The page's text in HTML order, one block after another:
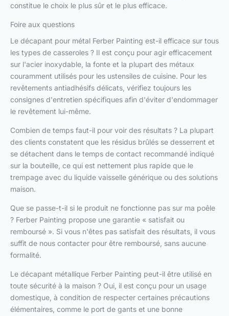
constitue le choix le plus sûr et le plus efficace.
Foire aux questions
Le décapant pour métal Ferber Painting est-il efficace sur tous
les types de casseroles ? Il est conçu pour agir efficacement
sur l'acier inoxydable, la fonte et la plupart des métaux
couramment utilisés pour les ustensiles de cuisine. Pour les
revêtements antiadhésifs délicats, vérifiez toujours les
consignes d'entretien spécifiques afin d'éviter d'endommager
le revêtement lui-même.
Combien de temps faut-il pour voir des résultats ? La plupart
des clients constatent que les résidus brûlés se desserrent et
se détachent dans le temps de contact recommandé indiqué
sur la bouteille, ce qui est nettement plus rapide que le
trempage avec du liquide vaisselle générique ou des solutions
maison.
Que se passe-t-il si le produit ne fonctionne pas sur ma poêle
? Ferber Painting propose une garantie « satisfait ou
remboursé ». Si vous n'êtes pas satisfait des résultats, il vous
suffit de nous contacter pour être remboursé, sans aucune
formalité.
Le décapant métallique Ferber Painting peut-il être utilisé en
toute sécurité à la maison ? Oui, il est conçu pour un usage
domestique, à condition de respecter certaines précautions
élémentaires, comme le port de gants et une bonne